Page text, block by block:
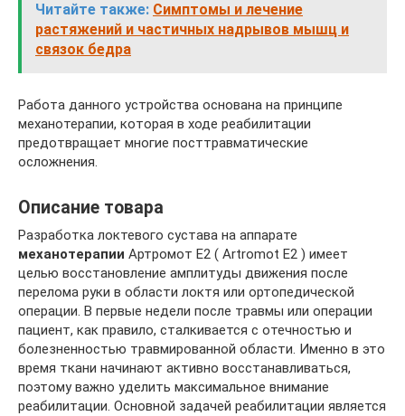
Читайте также: Симптомы и лечение
растяжений и частичных надрывов мышц и
связок бедра
Работа данного устройства основана на принципе
механотерапии, которая в ходе реабилитации
предотвращает многие посттравматические
осложнения.
Описание товара
Разработка локтевого сустава на аппарате
механотерапии Артромот E2 ( Artromot E2 ) имеет
целью восстановление амплитуды движения после
перелома руки в области локтя или ортопедической
операции. В первые недели после травмы или операции
пациент, как правило, сталкивается с отечностью и
болезненностью травмированной области. Именно в это
время ткани начинают активно восстанавливаться,
поэтому важно уделить максимальное внимание
реабилитации. Основной задачей реабилитации является